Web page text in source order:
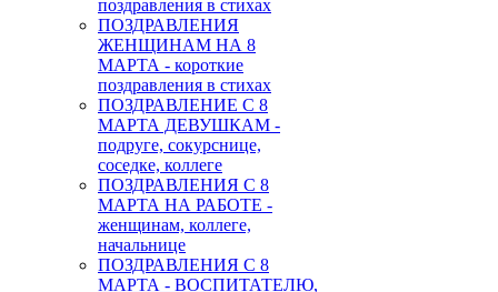
поздравления в стихах
ПОЗДРАВЛЕНИЯ
ЖЕНЩИНАМ НА 8
МАРТА - короткие
поздравления в стихах
ПОЗДРАВЛЕНИЕ С 8
МАРТА ДЕВУШКАМ -
подруге, сокурснице,
соседке, коллеге
ПОЗДРАВЛЕНИЯ С 8
МАРТА НА РАБОТЕ -
женщинам, коллеге,
начальнице
ПОЗДРАВЛЕНИЯ С 8
МАРТА - ВОСПИТАТЕЛЮ,